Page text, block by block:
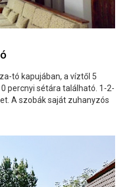
tó kapujában, a víztől 5
percnyi sétára található. 1-2-
A szobák saját zuhanyzós